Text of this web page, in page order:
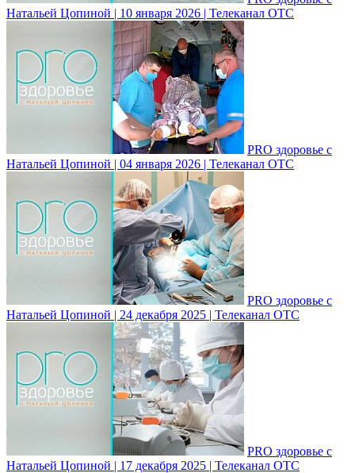
Натальей Цопиной | 10 января 2026 | Телеканал ОТС
PRO здоровье с
Натальей Цопиной | 04 января 2026 | Телеканал ОТС
PRO здоровье с
Натальей Цопиной | 24 декабря 2025 | Телеканал ОТС
PRO здоровье с
Натальей Цопиной | 17 декабря 2025 | Телеканал ОТС